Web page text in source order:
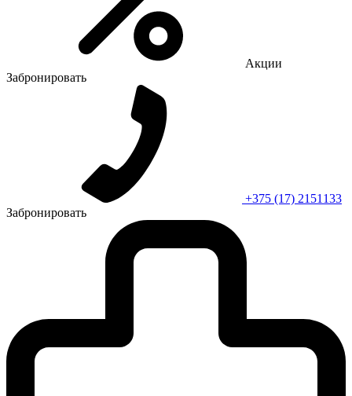
Акции
Забронировать
+375 (17) 2151133
Забронировать